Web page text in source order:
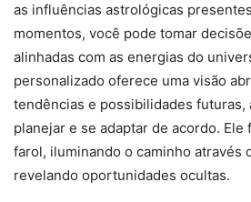
as influências astrológicas
momentos, você pode tomar
alinhadas com as energias do
personalizado oferece uma visão
tendências e possibilidades futuras,
planejar e se adaptar de acordo. Ele
farol, iluminando o caminho através
revelando oportunidades ocultas.